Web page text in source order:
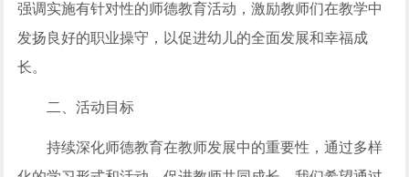
强调实施有针对性的师德教育活动，激励教师们在教学中
发扬良好的职业操守，以促进幼儿的全面发展和幸福成
长。
二、活动目标
持续深化师德教育在教师发展中的重要性，通过多样